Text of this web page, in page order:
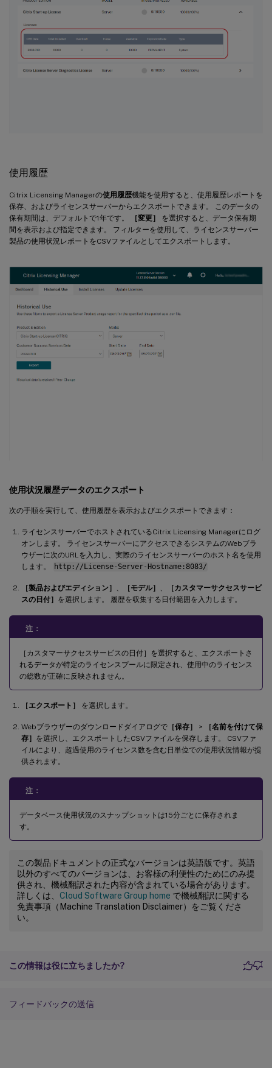
使用履歴
Citrix Licensing Managerの使用履歴機能を使用すると、使用履歴レポートを
保存、およびライセンスサーバーからエクスポートできます。 このデータの
保有期間は、デフォルトで1年です。
［変更］
を選択すると、データ保有期
間を表示および指定できます。 フィルターを使用して、ライセンスサーバー
製品の使用状況レポートをCSVファイルとしてエクスポートします。
使用状況履歴データのエクスポート
次の手順を実行して、使用履歴を表示およびエクスポートできます：
ライセンスサーバーでホストされているCitrix Licensing Managerにログ
オンします。 ライセンスサーバーにアクセスできるシステムのWebブラ
ウザーに次のURLを入力し、実際のライセンスサーバーのホスト名を使用
します。
http://License-Server-Hostname:8083/
［製品およびエディション］ 、 ［モデル］ 、
［カスタマーサクセスサービ
スの日付］ を選択します。 履歴を収集する日付範囲を入力します。
注：
［カスタマーサクセスサービスの日付］を選択すると、エクスポートさ
れるデータが特定のライセンスプールに限定され、使用中のライセンス
の総数が正確に反映されません。
［エクスポート］ を選択します。
Webブラウザーのダウンロードダイアログで ［保存］ >
［名前を付けて保
存］ を選択し、エクスポートしたCSVファイルを保存します。 CSVファ
イルにより、超過使用のライセンス数を含む日単位での使用状況情報が提
供されます。
注：
データベース使用状況のスナップショットは15分ごとに保存されま
す。
この製品ドキュメントの正式なバージョンは英語版です。英語
以外のすべてのバージョンは、お客様の利便性のためにのみ提
供され、機械翻訳された内容が含まれている場合があります。
詳しくは、 Cloud Software Group home で機械翻訳に関する
免責事項（Machine Translation Disclaimer）をご覧くださ
い。
この情報は役に立ちましたか?
フィードバックの送信